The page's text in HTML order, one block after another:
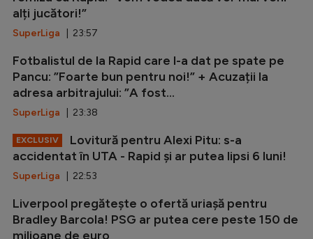
alți jucători!”
SuperLiga | 23:57
Fotbalistul de la Rapid care l-a dat pe spate pe
Pancu: ”Foarte bun pentru noi!” + Acuzații la
adresa arbitrajului: ”A fost...
SuperLiga | 23:38
EXCLUSIV
Lovitură pentru Alexi Pitu: s-a
accidentat în UTA - Rapid și ar putea lipsi 6 luni!
SuperLiga | 22:53
Liverpool pregătește o ofertă uriașă pentru
Bradley Barcola! PSG ar putea cere peste 150 de
milioane de euro